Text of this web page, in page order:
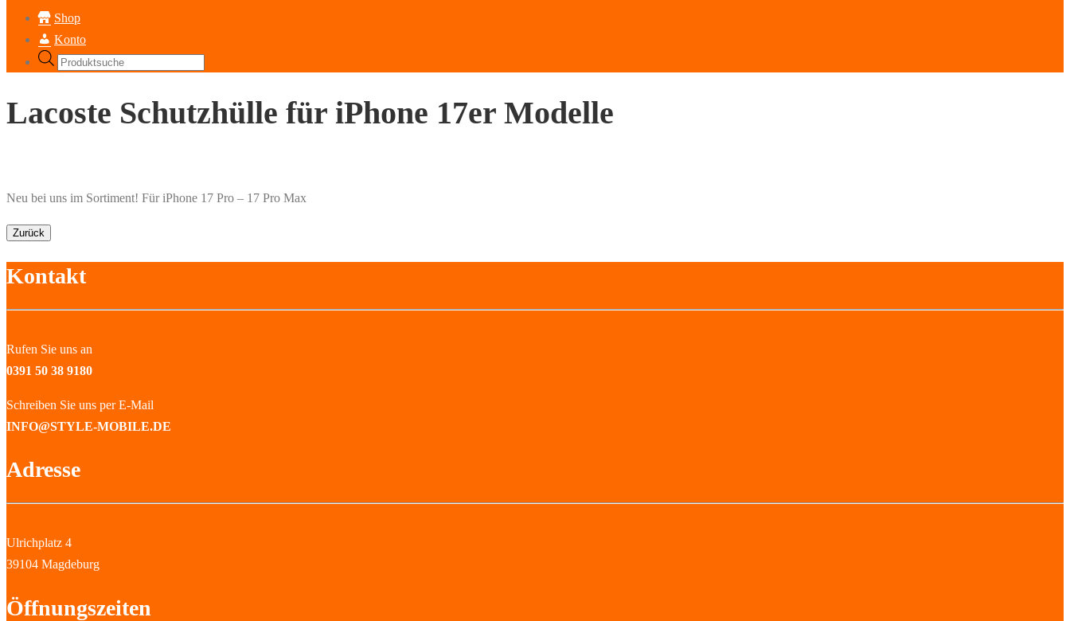
Shop
Konto
Products
Lacoste Schutzhülle für iPhone 17er Modelle
Neu bei uns im Sortiment! Für iPhone 17 Pro – 17 Pro Max
Zurück
Kontakt
Rufen Sie uns an
0391 50 38 9180
Schreiben Sie uns per E-Mail
INFO@STYLE-MOBILE.DE
Adresse
Ulrichplatz 4
39104 Magdeburg
Öffnungszeiten